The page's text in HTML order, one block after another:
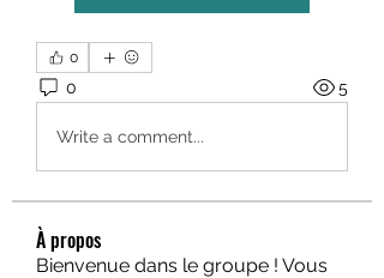
0
0 5
Write a comment...
À propos
Bienvenue dans le groupe ! Vous